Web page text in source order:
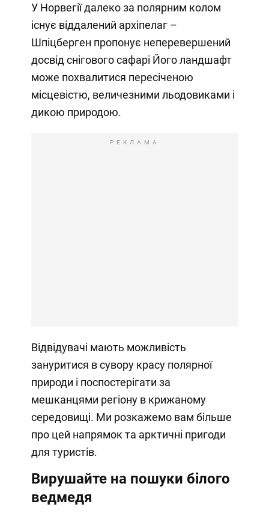
У Норвегії далеко за полярним колом
існує віддалений архіпелаг –
Шпіцберген пропонує неперевершений
досвід снігового сафарі Його ландшафт
може похвалитися пересіченою
місцевістю, величезними льодовиками і
дикою природою.
РЕКЛАМА
Відвідувачі мають можливість
зануритися в сувору красу полярної
природи і поспостерігати за
мешканцями регіону в крижаному
середовищі. Ми розкажемо вам більше
про цей напрямок та арктичні пригоди
для туристів.
Вирушайте на пошуки білого
ведмедя